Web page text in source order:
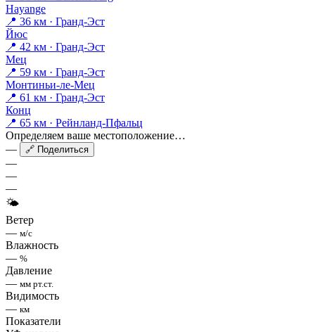
Hayange
📍 36 км · Гранд-Эст
Йюс
📍 42 км · Гранд-Эст
Мец
📍 59 км · Гранд-Эст
Монтиньи-ле-Мец
📍 61 км · Гранд-Эст
Конц
📍 65 км · Рейнланд-Пфальц
Определяем ваше местоположение…
—
🔗 Поделиться
—
—
—
🌤
Ветер
— м/с
Влажность
— %
Давление
— мм рт.ст.
Видимость
— км
Показатели